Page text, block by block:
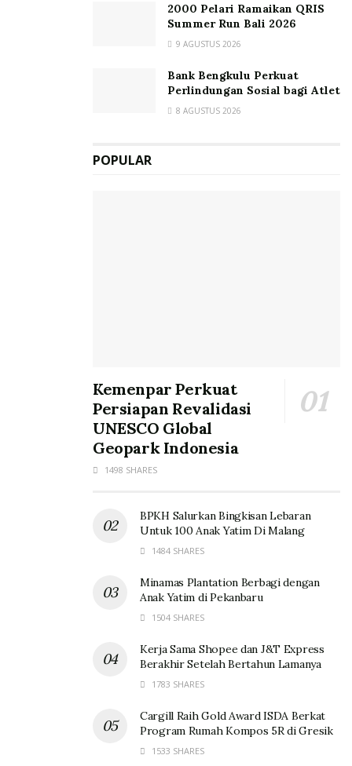
2000 Pelari Ramaikan QRIS
Summer Run Bali 2026
9 AGUSTUS 2026
Bank Bengkulu Perkuat
Perlindungan Sosial bagi Atlet
8 AGUSTUS 2026
POPULAR
Kemenpar Perkuat
Persiapan Revalidasi
UNESCO Global
Geopark Indonesia
1498 SHARES
BPKH Salurkan Bingkisan Lebaran
Untuk 100 Anak Yatim Di Malang
1484 SHARES
Minamas Plantation Berbagi dengan
Anak Yatim di Pekanbaru
1504 SHARES
Kerja Sama Shopee dan J&T Express
Berakhir Setelah Bertahun Lamanya
1783 SHARES
Cargill Raih Gold Award ISDA Berkat
Program Rumah Kompos 5R di Gresik
1533 SHARES